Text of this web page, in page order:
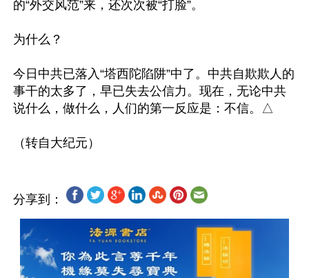
的“外交风范”来，还次次被“打脸”。
为什么？
今日中共已落入“塔西陀陷阱”中了。中共自欺欺人的
事干的太多了，早已失去公信力。现在，无论中共
说什么，做什么，人们的第一反应是：不信。△
分享到：